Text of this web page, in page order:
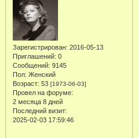
Зарегистрирован: 2016-05-13
Приглашений: 0
Сообщений: 9145
Пол: Женский
Возраст: 53 [1973-06-03]
Провел на форуме:
2 месяца 8 дней
Последний визит:
2025-02-03 17:59:46